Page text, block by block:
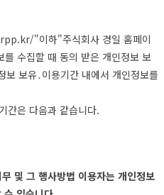
"이하"주식회사 경일 홈페이
수집할 때 동의 받은 개인정보 보
보유․이용기간 내에서 개인정보를
간은 다음과 같습니다.
및 그 행사방법 이용자는 개인정보